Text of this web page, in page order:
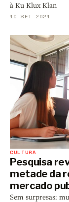
à Ku Klux Klan
10 SET 2021
CULTURA
Pesquisa
metade da
mercado
Sem surpresas: